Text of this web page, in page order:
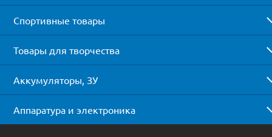
Спортивные товары
Товары для творчества
Аккумуляторы, ЗУ
Аппаратура и электроника